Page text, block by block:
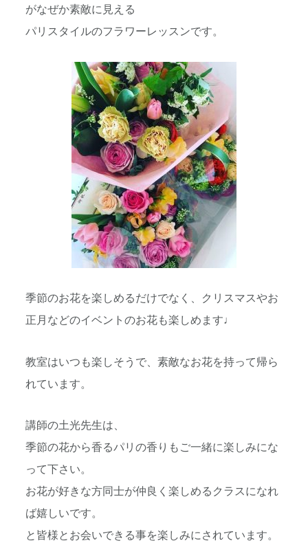
がなぜか素敵に見える
パリスタイルのフラワーレッスンです。
季節のお花を楽しめるだけでなく、クリスマスやお
正月などのイベントのお花も楽しめます♩
教室はいつも楽しそうで、素敵なお花を持って帰ら
れています。
講師の土光先生は、
季節の花から香るパリの香りもご一緒に楽しみにな
って下さい。
お花が好きな方同士が仲良く楽しめるクラスになれ
ば嬉しいです。
と皆様とお会いできる事を楽しみにされています。